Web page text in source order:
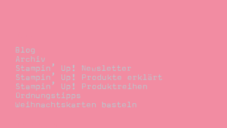
Blog
Archiv
Stampin’ Up! Newsletter
Stampin’ Up! Produkte erklärt
Stampin’ Up! Produktreihen
Ordnungstipps
Weihnachtskarten basteln